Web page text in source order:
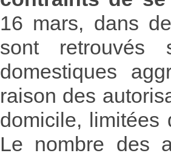
16 mars, dans
sont retrouvés
domestiques
raison des
domicile, limitées
Le nombre des